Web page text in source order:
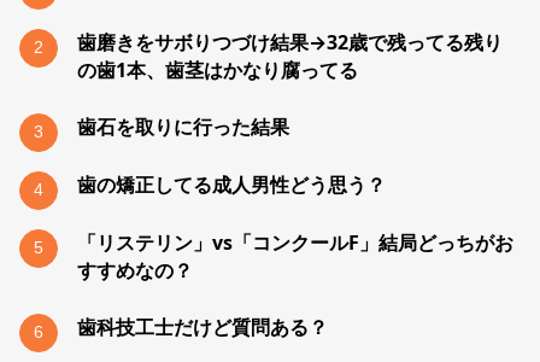
2
歯磨きをサボりつづけ結果→32歳で残ってる残り
の歯1本、歯茎はかなり腐ってる
3 歯石を取りに行った結果
4 歯の矯正してる成人男性どう思う？
5
「リステリン」vs「コンクールF」結局どっちがお
すすめなの？
6 歯科技工士だけど質問ある？